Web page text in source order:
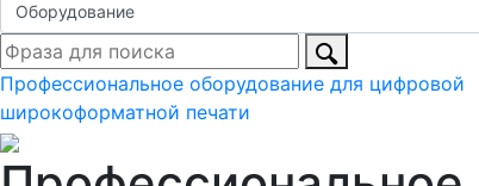
Профессиональное оборудование для цифровой
широкоформатной печати